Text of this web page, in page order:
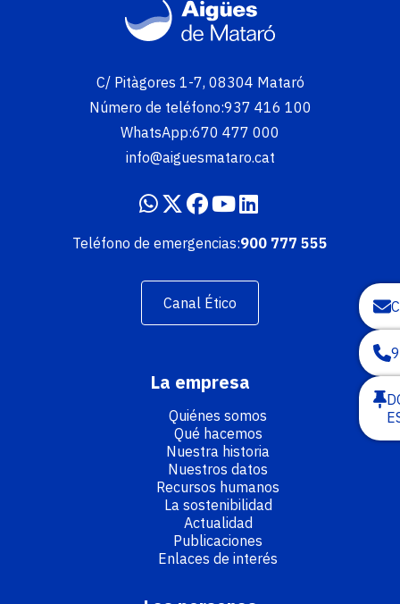
Imatge
C/ Pitàgores 1-7, 08304 Mataró
Número de teléfono:937 416 100
WhatsApp:670 477 000
info@aiguesmataro.cat
Teléfono de emergencias:900 777 555
Canal Ético
La empresa
Quiénes somos
Qué hacemos
Nuestra historia
Nuestros datos
Recursos humanos
La sostenibilidad
Actualidad
Publicaciones
Enlaces de interés